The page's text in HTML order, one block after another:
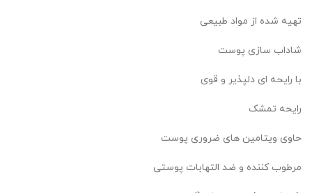
تهیه شده از مواد طبیعی
شاداب سازی پوست
با رایحه ای دلپذیر و قوی
رایحه تمشک
حاوی ویتامین های ضروری پوست
مرطوب کننده و ضد التهابات پوستی